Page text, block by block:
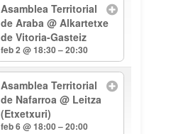
Asamblea Territorial
de Araba@ Alkartetxe
de Vitoria-Gasteiz
feb 2 @ 18:30 – 20:30
Asamblea Territorial
de Nafarroa@ Leitza
(Etxetxuri)
feb 6 @ 18:00 – 20:00